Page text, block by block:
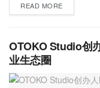
READ MORE
OTOKO Studio创
业生态圈